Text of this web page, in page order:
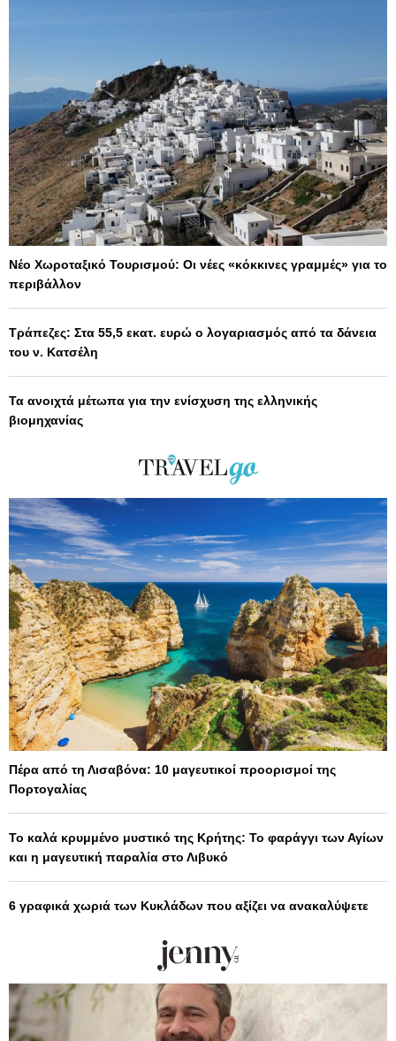
Νέο Χωροταξικό Τουρισμού: Οι νέες «κόκκινες γραμμές» για το
περιβάλλον
Τράπεζες: Στα 55,5 εκατ. ευρώ ο λογαριασμός από τα δάνεια
του ν. Κατσέλη
Τα ανοιχτά μέτωπα για την ενίσχυση της ελληνικής
βιομηχανίας
Πέρα από τη Λισαβόνα: 10 μαγευτικοί προορισμοί της
Πορτογαλίας
Το καλά κρυμμένο μυστικό της Κρήτης: Το φαράγγι των Αγίων
και η μαγευτική παραλία στο Λιβυκό
6 γραφικά χωριά των Κυκλάδων που αξίζει να ανακαλύψετε